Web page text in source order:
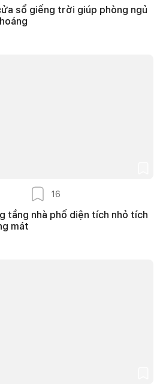
sổ giếng trời giúp phòng ngủ
16
tầng nhà phố diện tích nhỏ tích
mát